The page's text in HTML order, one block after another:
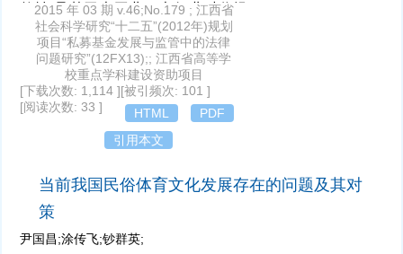
然性,是基于大工业、大行业时代提
出的,旨在纠正社会经济生活中客观
存在的实质不公平现象;有其社会基
础,即由于在消费活动中消费者与经
营者存在信息不对称、消费者明显
的弱势地位,需要立法进行倾斜性权
利配置,以维护正常的社会经济秩
来看,倾斜性保护的系列立法并没有
损害企业的整体利益,更不会扭曲、
破坏市场机制;我国的消费者保护立
法实践也表明,倾斜性保护原则体现
2015 年 03 期 v.46;No.179 ; 江西省
社会科学研究“十二五”(2012年)规划
项目“私募基金发展与监管中的法律
问题研究”(12FX13);; 江西省高等学
校重点学科建设资助项目
[下载次数: 1,114 ][被引频次: 101 ]
[阅读次数: 33 ]
HTML
PDF
引用本文
当前我国民俗体育文化发展存在的问题及其对
策
尹国昌;涂传飞;钞群英;